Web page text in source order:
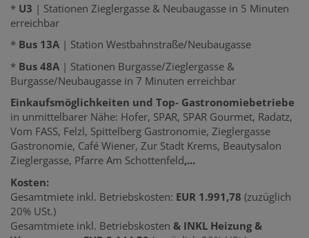
* U3 | Stationen Zieglergasse & Neubaugasse in 5 Minuten
erreichbar
* Bus 13A | Station Westbahnstraße/Neubaugasse
* Bus 48A | Stationen Burgasse/Zieglergasse &
Burgasse/Neubaugasse in 7 Minuten erreichbar
Einkaufsmöglichkeiten und Top- Gastronomiebetriebe
in unmittelbarer Nähe: Hofer, SPAR, SPAR Gourmet, Radatz,
Vom FASS, Felzl, Spittelberg Gastronomie, Zieglergasse
Gastronomie, Café Wiener, Zur Stadt Krems, Beautysalon
Zieglergasse, Pfarre Am Schottenfeld,...
Kosten:
Gesamtmiete inkl. Betriebskosten: EUR 1.991,78 (zuzüglich
20% USt.)
Gesamtmiete inkl. Betriebskosten & INKL Heizung &